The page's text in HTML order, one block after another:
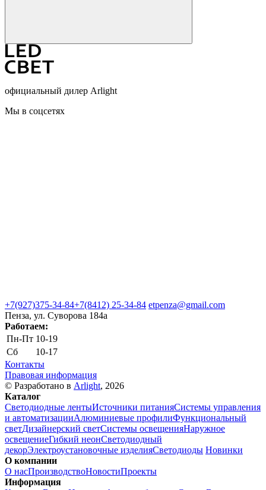
официальный дилер Arlight
Мы в соцсетях
+7(927)375-34-84+7(8412) 25-34-84 etpenza@gmail.com
Пенза, ул. Cуворова 184а
Работаем:
Пн-Пт 10-19
Сб
10-17
Контакты
Правовая информация
© Разработано в Arlight, 2026
Каталог
Светодиодные лентыИсточники питанияСистемы управления
и автоматизацииАлюминиевые профилиФункциональный
светДизайнерский светСистемы освещенияНаружное
освещениеГибкий неонСветодиодный
декорЭлектроустановочные изделияСветодиоды Новинки
О компании
О насПроизводствоНовостиПроекты
Информация